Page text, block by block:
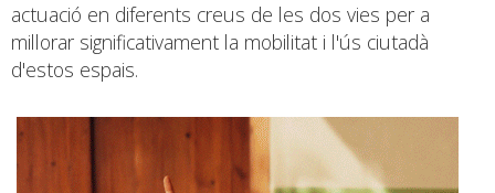
actuació en diferents creus de les dos vies per a
millorar significativament la mobilitat i l'ús ciutadà
d'estos espais.